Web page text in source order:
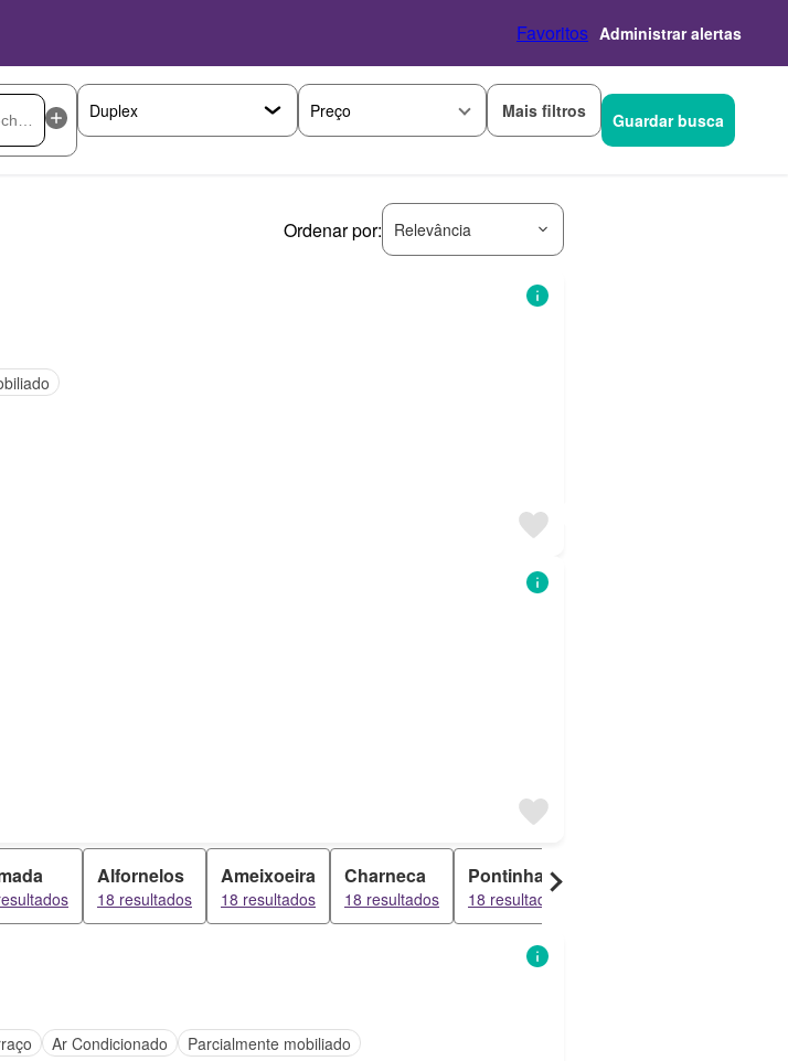
Favoritos Administrar alertas
Preço Mais filtros Guardar busca
Ordenar por: Relevância
Alfornelos
18 resultados
Ameixoeira
18 resultados
Charneca
18 resultados
Pontinha
18 resultados
Ar Condicionado Parcialmente mobiliado